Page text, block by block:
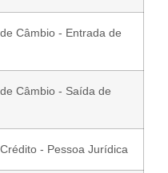
Câmbio - Entrada de
Câmbio - Saída de
- Pessoa Jurídica